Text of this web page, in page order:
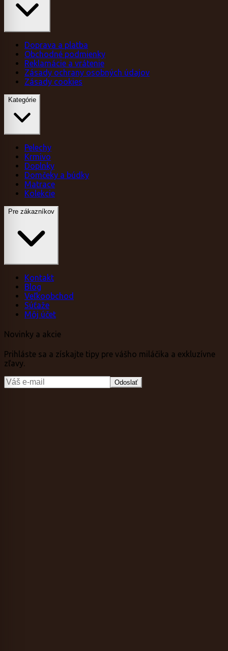
Doprava a platba
Obchodné podmienky
Reklamácie a vrátenie
Zásady ochrany osobných údajov
Zásady cookies
Kategórie
Pelechy
Krmivo
Doplnky
Domčeky a búdky
Matrace
Kolekcie
Pre zákazníkov
Kontakt
Blog
Veľkoobchod
Súťaže
Môj účet
Novinky a akcie
Prihláste sa a získajte tipy pre vášho miláčika a exkluzívne
zľavy.
Odoslať